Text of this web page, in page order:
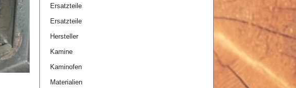
Ersatzteile
Ersatzteile
Hersteller
Kamine
Kaminofen
Materialien